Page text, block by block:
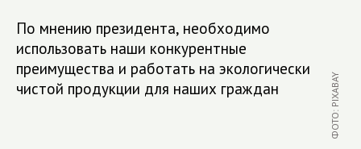
По мнению президента, необходимо
использовать наши конкурентные
преимущества и работать на экологически
чистой продукции для наших граждан
ФОТО: PIXABAY